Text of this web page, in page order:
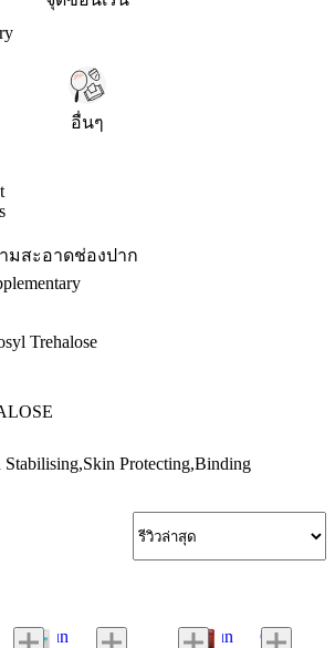
อื่นๆ
สะอาดช่องปาก
Trehalose
Stabilising,Skin Protecting,Binding
Lululun
Lululun
Cute